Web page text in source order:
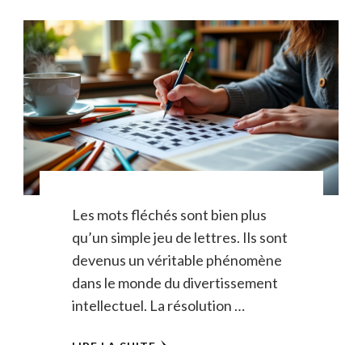
Les mots fléchés sont bien plus
qu’un simple jeu de lettres. Ils sont
devenus un véritable phénomène
dans le monde du divertissement
intellectuel. La résolution …